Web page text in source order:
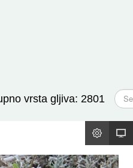
vrsta gljiva: 2801
T
r
ž
takse: